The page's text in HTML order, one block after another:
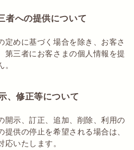
者への提供について
定めに基づく場合を除き、お客さ
第三者にお客さまの個人情報を提
、修正等について
開示、訂正、追加、削除、利用の
供の停止を希望される場合は、
いたします。